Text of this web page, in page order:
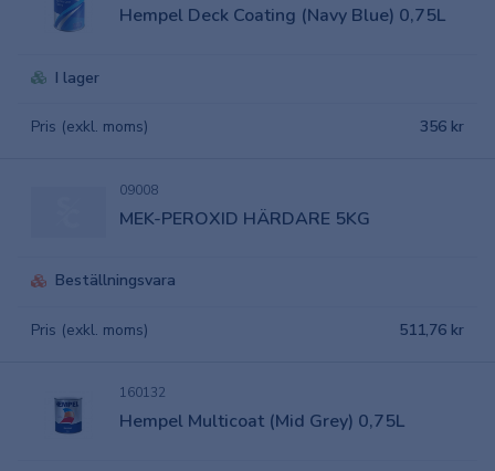
Hempel Deck Coating (Navy Blue) 0,75L
I lager
Pris (exkl. moms) 356 kr
09008
MEK-PEROXID HÄRDARE 5KG
Beställningsvara
Pris (exkl. moms) 511,76 kr
160132
Hempel Multicoat (Mid Grey) 0,75L